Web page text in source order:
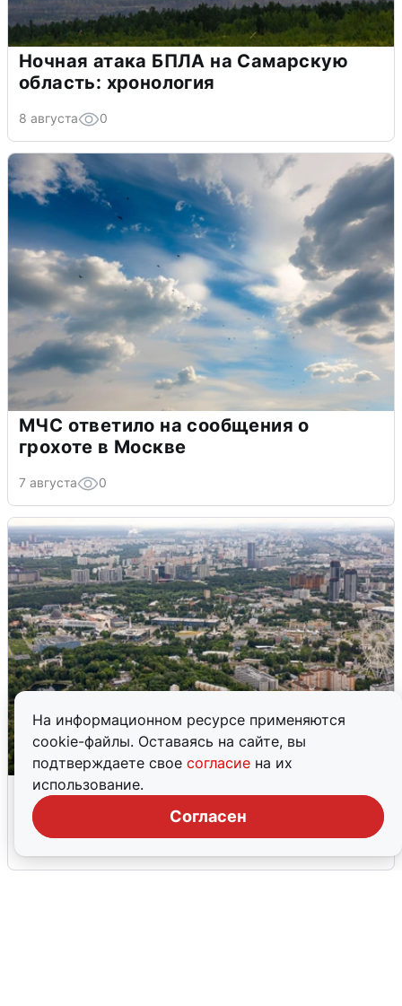
На информационном ресурсе применяются
cookie-файлы. Оставаясь на сайте, вы
подтверждаете свое согласие на их
использование.
Согласен
Ночная атака БПЛА на Самарскую
область: хронология
8 августа 0
МЧС ответило на сообщения о
грохоте в Москве
7 августа 0
Москвичи услышали грохот, похожий
на взрыв